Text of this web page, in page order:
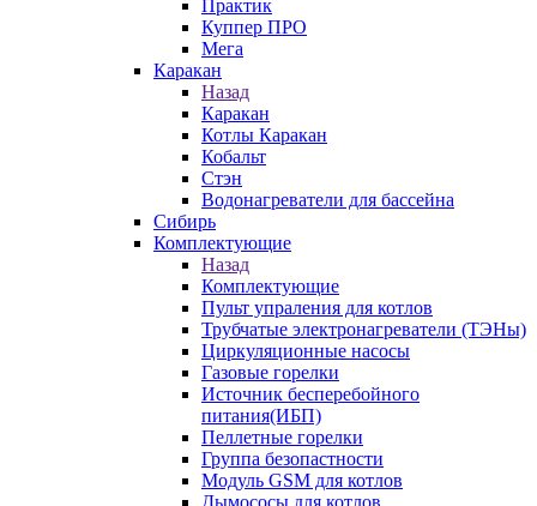
Практик
Куппер ПРО
Мега
Каракан
Назад
Каракан
Котлы Каракан
Кобальт
Стэн
Водонагреватели для бассейна
Сибирь
Комплектующие
Назад
Комплектующие
Пульт упраления для котлов
Трубчатые электронагреватели (ТЭНы)
Циркуляционные насосы
Газовые горелки
Источник бесперебойного
питания(ИБП)
Пеллетные горелки
Группа безопастности
Модуль GSM для котлов
Дымососы для котлов